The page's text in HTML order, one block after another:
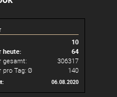
10
heute:
64
gesamt:
306317
pro Tag: Ø
140
06.08.2020